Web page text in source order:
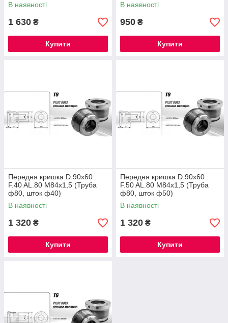
В наявності
1 630 ₴
Купити
В наявності
950 ₴
Купити
Передня кришка D.90x60
F.40 AL.80 M84x1,5 (Труба
ф80, шток ф40)
В наявності
1 320 ₴
Купити
Передня кришка D.90x60
F.50 AL.80 M84x1,5 (Труба
ф80, шток ф50)
В наявності
1 320 ₴
Купити